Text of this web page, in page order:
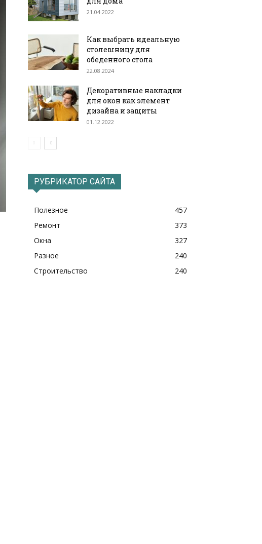
21.04.2022
Как выбрать идеальную
столешницу для
обеденного стола
22.08.2024
Декоративные накладки
для окон как элемент
дизайна и защиты
01.12.2022
РУБРИКАТОР САЙТА
Полезное
457
Ремонт
373
Окна
327
Разное
240
Строительство
240